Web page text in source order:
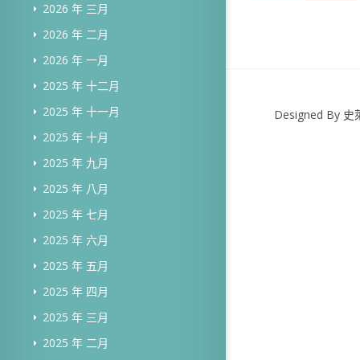
2026 年 三月
2026 年 二月
2026 年 一月
2025 年 十二月
2025 年 十一月
2025 年 十月
2025 年 九月
2025 年 八月
2025 年 七月
2025 年 六月
2025 年 五月
2025 年 四月
2025 年 三月
2025 年 二月
Designed By 史